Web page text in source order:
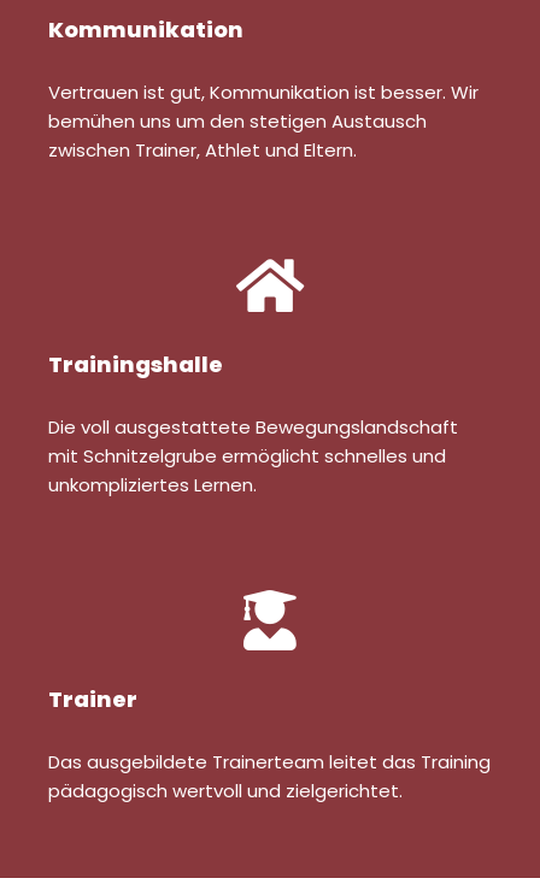
Kommunikation
Vertrauen ist gut, Kommunikation ist besser. Wir
bemühen uns um den stetigen Austausch
zwischen Trainer, Athlet und Eltern.
Trainingshalle
Die voll ausgestattete Bewegungslandschaft
mit Schnitzelgrube ermöglicht schnelles und
unkompliziertes Lernen.
Trainer
Das ausgebildete Trainerteam leitet das Training
pädagogisch wertvoll und zielgerichtet.